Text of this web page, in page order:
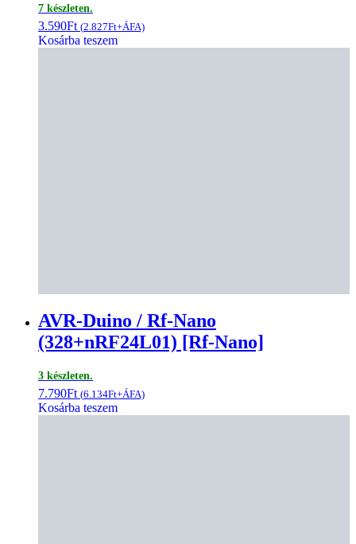
7 készleten.
3.590Ft (2.827Ft+ÁFA)
Kosárba teszem
AVR-Duino / Rf-Nano
(328+nRF24L01) [Rf-Nano]
3 készleten.
7.790Ft (6.134Ft+ÁFA)
Kosárba teszem